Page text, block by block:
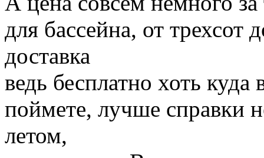
для бассейна, от трехсот
доставка
ведь бесплатно хоть
поймете, лучше справки
летом,